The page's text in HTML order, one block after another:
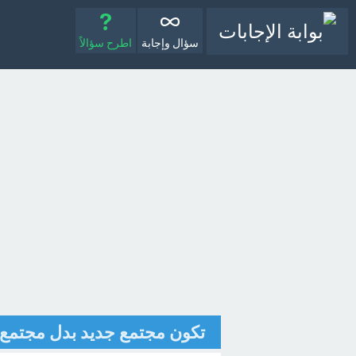
سؤال وإجابة اطرح سؤالاً
تكون مجتمع جديد بدل